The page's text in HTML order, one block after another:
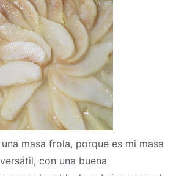
masa frola, porque es mi masa
con una buena